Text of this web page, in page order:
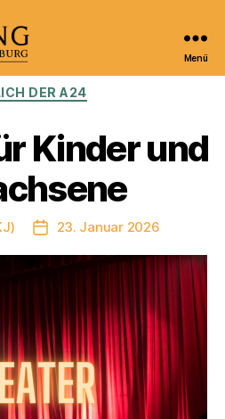
Menü
Kategorien
DER A24
Kinder und
Veröffentlichungsdatum
23. Januar 2026